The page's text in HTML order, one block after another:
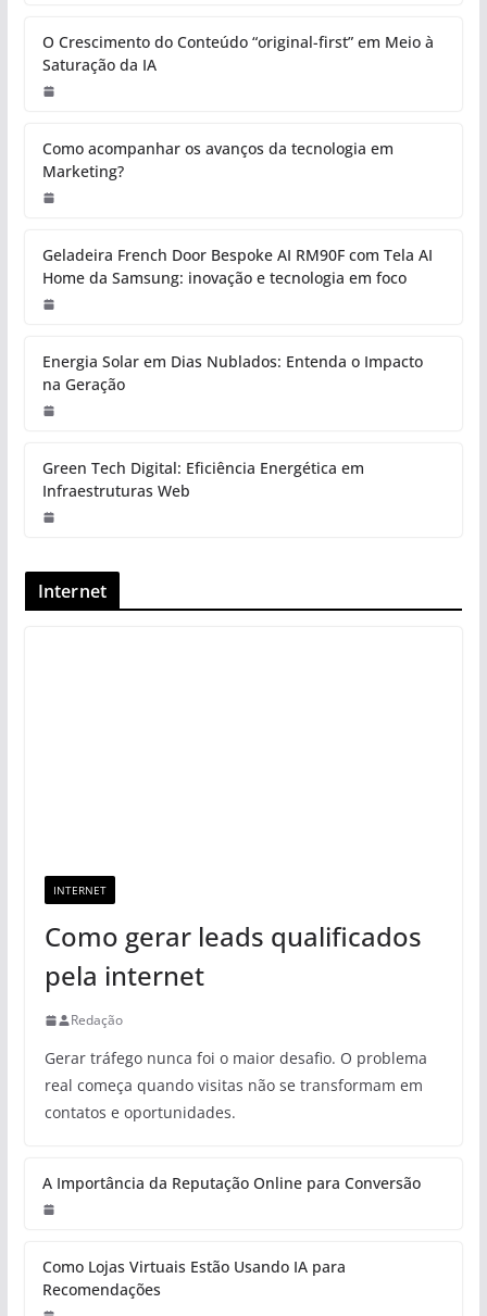
O Crescimento do Conteúdo “original-first” em Meio à
Saturação da IA
Como acompanhar os avanços da tecnologia em
Marketing?
Geladeira French Door Bespoke AI RM90F com Tela AI
Home da Samsung: inovação e tecnologia em foco
Energia Solar em Dias Nublados: Entenda o Impacto
na Geração
Green Tech Digital: Eficiência Energética em
Infraestruturas Web
Internet
INTERNET
Como gerar leads qualificados
pela internet
Redação
Gerar tráfego nunca foi o maior desafio. O problema
real começa quando visitas não se transformam em
contatos e oportunidades.
A Importância da Reputação Online para Conversão
Como Lojas Virtuais Estão Usando IA para
Recomendações